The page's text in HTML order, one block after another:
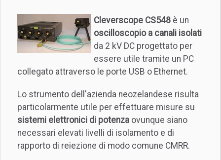
Cleverscope CS548 è un
oscilloscopio a canali isolati
da 2 kV DC progettato per
essere utile tramite un PC
collegato attraverso le porte USB o Ethernet.
Lo strumento dell'azienda neozelandese risulta
particolarmente utile per effettuare misure su
sistemi elettronici di potenza ovunque siano
necessari elevati livelli di isolamento e di
rapporto di reiezione di modo comune CMRR.